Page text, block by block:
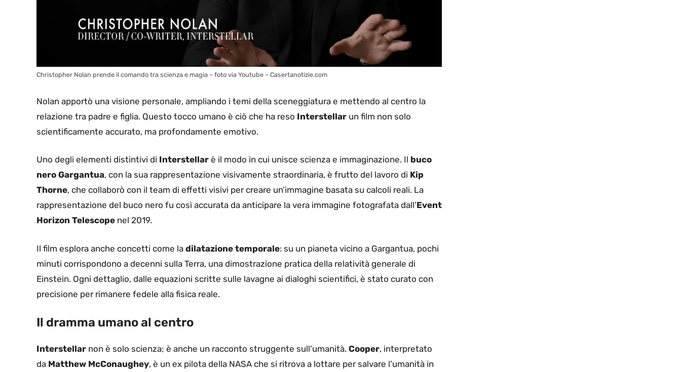
Christopher Nolan prende il comando tra scienza e magia – foto via Youtube – Casertanotizie.com
Nolan apportò una visione personale, ampliando i temi della sceneggiatura e mettendo al centro la
relazione tra padre e figlia. Questo tocco umano è ciò che ha reso Interstellar un film non solo
scientificamente accurato, ma profondamente emotivo.
Uno degli elementi distintivi di Interstellar è il modo in cui unisce scienza e immaginazione. Il buco
nero Gargantua, con la sua rappresentazione visivamente straordinaria, è frutto del lavoro di Kip
Thorne, che collaborò con il team di effetti visivi per creare un’immagine basata su calcoli reali. La
rappresentazione del buco nero fu così accurata da anticipare la vera immagine fotografata dall’Event
Horizon Telescope nel 2019.
Il film esplora anche concetti come la dilatazione temporale: su un pianeta vicino a Gargantua, pochi
minuti corrispondono a decenni sulla Terra, una dimostrazione pratica della relatività generale di
Einstein. Ogni dettaglio, dalle equazioni scritte sulle lavagne ai dialoghi scientifici, è stato curato con
precisione per rimanere fedele alla fisica reale.
Il dramma umano al centro
Interstellar non è solo scienza; è anche un racconto struggente sull’umanità. Cooper, interpretato
da Matthew McConaughey, è un ex pilota della NASA che si ritrova a lottare per salvare l’umanità in